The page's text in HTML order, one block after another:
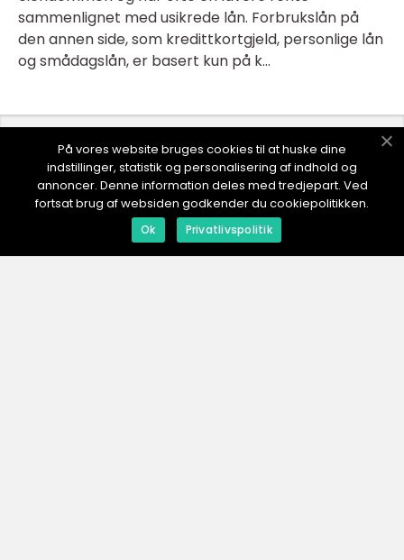
sammenlignet med usikrede lån. Forbrukslån på
den annen side, som kredittkortgjeld, personlige lån
og smådagslån, er basert kun på k...
NORVING.no
På vores website bruges cookies til at huske dine
indstillinger, statistik og personalisering af indhold og
annoncer. Denne information deles med tredjepart. Ved
fortsat brug af websiden godkender du cookiepolitikken.
Ok Privatlivspolitik